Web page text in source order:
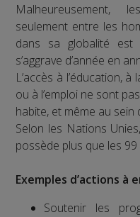
Malheureusement,
seulement entre les
dans sa globalité
s’aggrave d’année en
L’accès à l’éducation,
ou à l’emploi ne sont
habite, et même au sein
Selon les Nations
possède plus que les
Exemples d’actions à
Soutenir les